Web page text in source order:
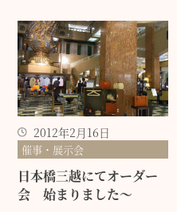
2012年2月16日
催事・展示会
日本橋三越にてオーダー
会 始まりました～